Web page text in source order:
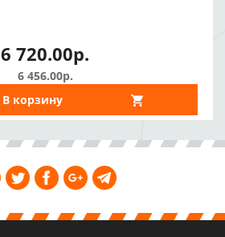
6 720.00р.
6 456.00р.
В корзину